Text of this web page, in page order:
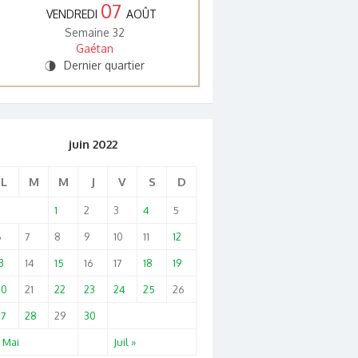
VENDREDI 07 AOÛT
Semaine 32
Gaétan
U Dernier quartier
juin 2022
L M M J V S D
Mai Juil »
1 2 3 4 5
7 8 9 10 11 12
14 15 16 17 18 19
21 22 23 24 25 26
28 29 30